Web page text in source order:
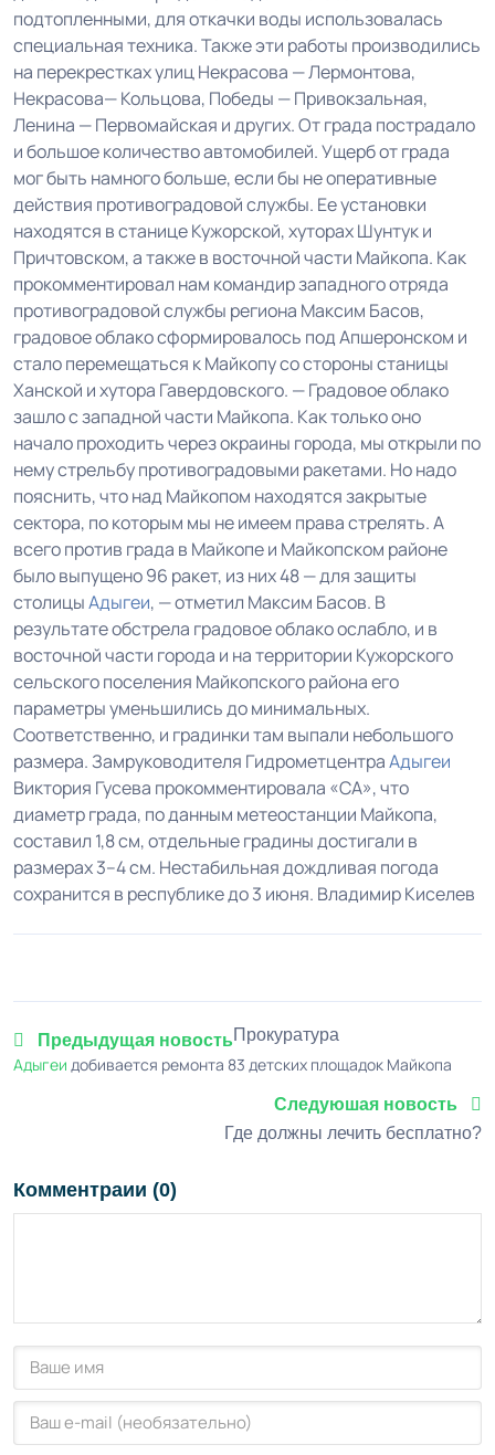
подтопленными, для откачки воды использовалась
специальная техника. Также эти работы производились
на перекрестках улиц Некрасова — Лермонтова,
Некрасова— Кольцова, Победы — Привокзальная,
Ленина — Первомайская и других. От града пострадало
и большое количество автомобилей. Ущерб от града
мог быть намного больше, если бы не оперативные
действия противоградовой службы. Ее установки
находятся в станице Кужорской, хуторах Шунтук и
Причтовском, а также в восточной части Майкопа. Как
прокомментировал нам командир западного отряда
противоградовой службы региона Максим Басов,
градовое облако сформировалось под Апшеронском и
стало перемещаться к Майкопу со стороны станицы
Ханской и хутора Гавердовского. — Градовое облако
зашло с западной части Майкопа. Как только оно
начало проходить через окраины города, мы открыли по
нему стрельбу противоградовыми ракетами. Но надо
пояснить, что над Майкопом находятся закрытые
сектора, по которым мы не имеем права стрелять. А
всего против града в Майкопе и Майкопском районе
было выпущено 96 ракет, из них 48 — для защиты
столицыАдыгеи, — отметил Максим Басов. В
результате обстрела градовое облако ослабло, и в
восточной части города и на территории Кужорского
сельского поселения Майкопского района его
параметры уменьшились до минимальных.
Соответственно, и градинки там выпали небольшого
размера. Замруководителя ГидрометцентраАдыгеи
Виктория Гусева прокомментировала «СА», что
диаметр града, по данным метеостанции Майкопа,
составил 1,8 см, отдельные градины достигали в
размерах 3–4 см. Нестабильная дождливая погода
сохранится в республике до 3 июня. Владимир Киселев
Предыдущая новостьПрокуратура
Адыгеи добивается ремонта 83 детских площадок Майкопа
Следуюшая новость
Где должны лечить бесплатно?
Комментраии (0)